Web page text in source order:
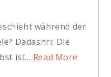
während der
Dadashri: Die
ist... Read More